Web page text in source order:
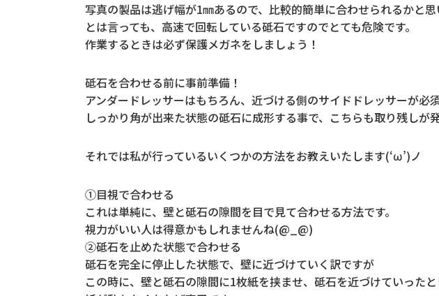
写真の製品は逃げ幅が1㎜あるので、比較的簡単に合わせられるかと思
とは言っても、高速で回転している砥石ですのでとても危険です。
作業するときは必ず保護メガネをしましょう！
砥石を合わせる前に事前準備！
アンダードレッサーはもちろん、近づける側のサイドドレッサーが必須
しっかり角が出来た状態の砥石に成形する事で、こちらも取り残しが
それでは私が行っているいくつかの方法をお教えいたします(‘ω’)ノ
①目視で合わせる
これは単純に、壁と砥石の隙間を目で見て合わせる方法です。
視力がいい人は得意かもしれませんね(@_@)
②砥石を止めた状態で合わせる
砥石を完全に停止した状態で、壁に近づけていく訳ですが
この時に、壁と砥石の隙間に1枚紙を挟ませ、砥石を近づけていった